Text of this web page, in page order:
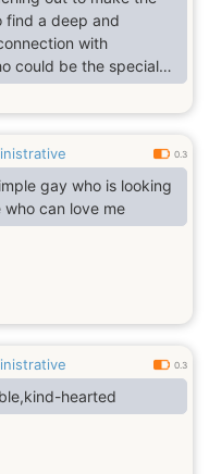
find a deep and
with
could be the special
0.3
gay who is looking
who can love me
0.3
hearted